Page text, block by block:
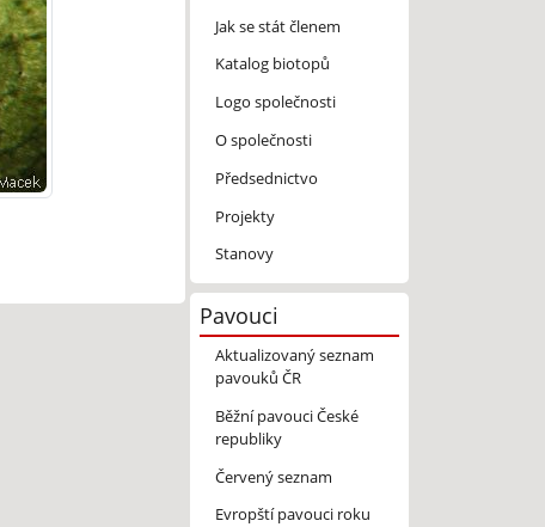
Jak se stát členem
Katalog biotopů
Logo společnosti
O společnosti
Předsednictvo
Projekty
Stanovy
Pavouci
Aktualizovaný seznam
pavouků ČR
Běžní pavouci České
republiky
Červený seznam
Evropští pavouci roku